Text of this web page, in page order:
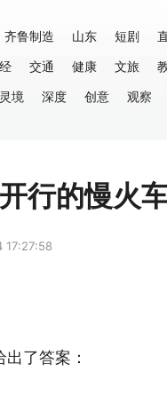
齐鲁制造 山东 短剧
交通 健康 文旅
灵境 深度 创意 观察
行的慢火
了答案：